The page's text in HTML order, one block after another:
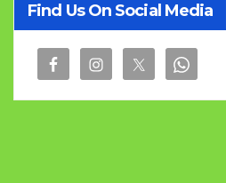
Find Us On Social Media